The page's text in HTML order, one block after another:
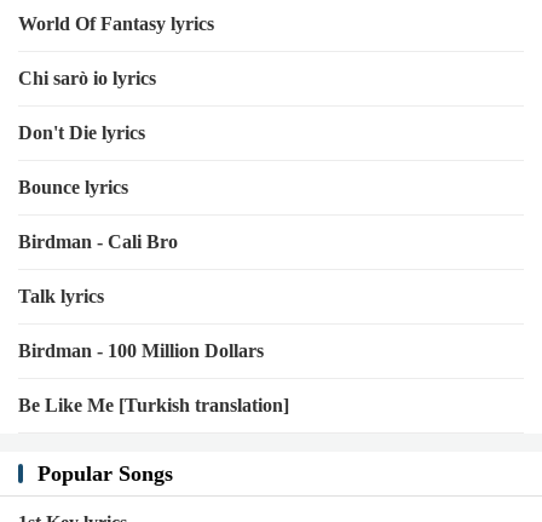
World Of Fantasy lyrics
Chi sarò io lyrics
Don't Die lyrics
Bounce lyrics
Birdman - Cali Bro
Talk lyrics
Birdman - 100 Million Dollars
Be Like Me [Turkish translation]
Popular Songs